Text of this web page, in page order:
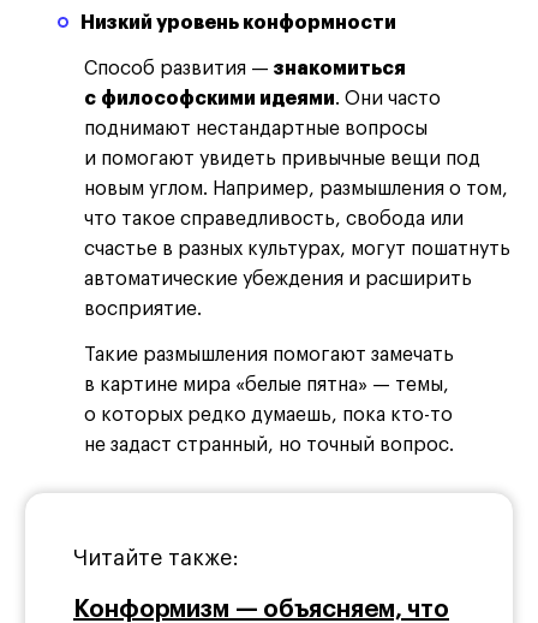
Низкий уровень конформности
Способ развития — знакомиться
с философскими идеями. Они часто
поднимают нестандартные вопросы
и помогают увидеть привычные вещи под
новым углом. Например, размышления о том,
что такое справедливость, свобода или
счастье в разных культурах, могут пошатнуть
автоматические убеждения и расширить
восприятие.
Такие размышления помогают замечать
в картине мира «белые пятна» — темы,
о которых редко думаешь, пока кто-то
не задаст странный, но точный вопрос.
Читайте также:
Конформизм — объясняем, что